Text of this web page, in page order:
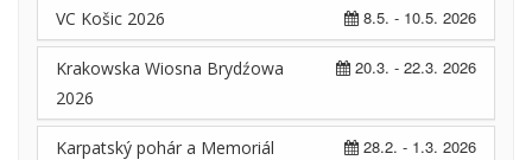
8.5. - 10.5. 2026
VC Košic 2026
20.3. - 22.3. 2026
Krakowska Wiosna Brydźowa
2026
28.2. - 1.3. 2026
Karpatský pohár a Memoriál